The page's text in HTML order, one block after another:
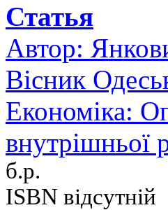
Статья
Автор:
Вісник
Економіка:
внутрішньої
б.р.
ISBN відсутній